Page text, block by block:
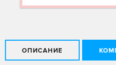
ОПИСАНИЕ